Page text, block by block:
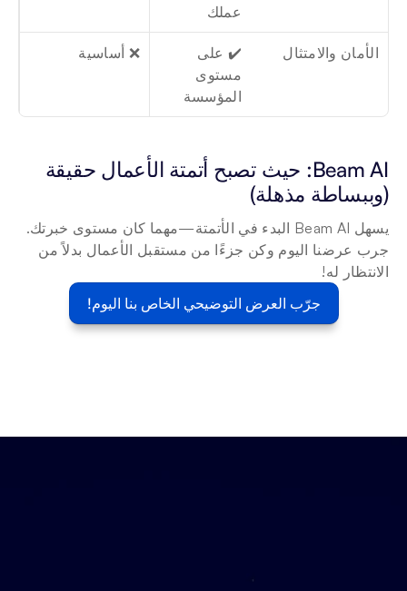
عملك
الأمان والامتثال
المؤسسة
❌ أساسية
(وببساطة مذهلة)
الانتظار له!
جرّب العرض التوضيحي الخاص بنا اليوم!